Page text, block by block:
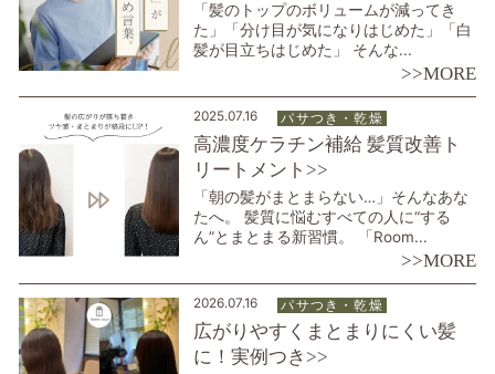
「髪のトップのボリュームが減ってき
た」「分け目が気になりはじめた」「白
髪が目立ちはじめた」 そんな...
>>MORE
2025.07.16 パサつき・乾燥
高濃度ケラチン補給 髪質改善ト
リートメント>>
「朝の髪がまとまらない…」そんなあな
たへ。 髪質に悩むすべての人に“する
ん”とまとまる新習慣。 「Room...
>>MORE
2026.07.16 パサつき・乾燥
広がりやすくまとまりにくい髪
に！実例つき>>